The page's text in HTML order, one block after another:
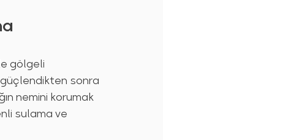
gölgeli
sonra
nemini korumak
sulama ve